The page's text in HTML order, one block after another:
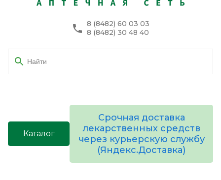
8 (8482) 60 03 03
8 (8482) 30 48 40
Каталог
Срочная доставка
лекарственных средств
через курьерскую службу
(Яндекс.Доставка)